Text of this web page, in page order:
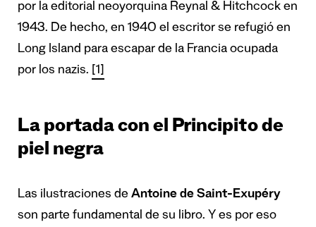
por la editorial neoyorquina Reynal & Hitchcock en
1943. De hecho, en 1940 el escritor se refugió en
Long Island para escapar de la Francia ocupada
por los nazis. [1]
La portada con el Principito de
piel negra
Las ilustraciones de Antoine de Saint-Exupéry
son parte fundamental de su libro. Y es por eso